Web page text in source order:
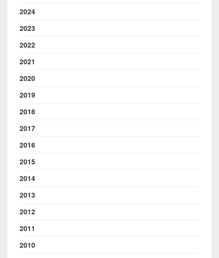
2024
2023
2022
2021
2020
2019
2018
2017
2016
2015
2014
2013
2012
2011
2010